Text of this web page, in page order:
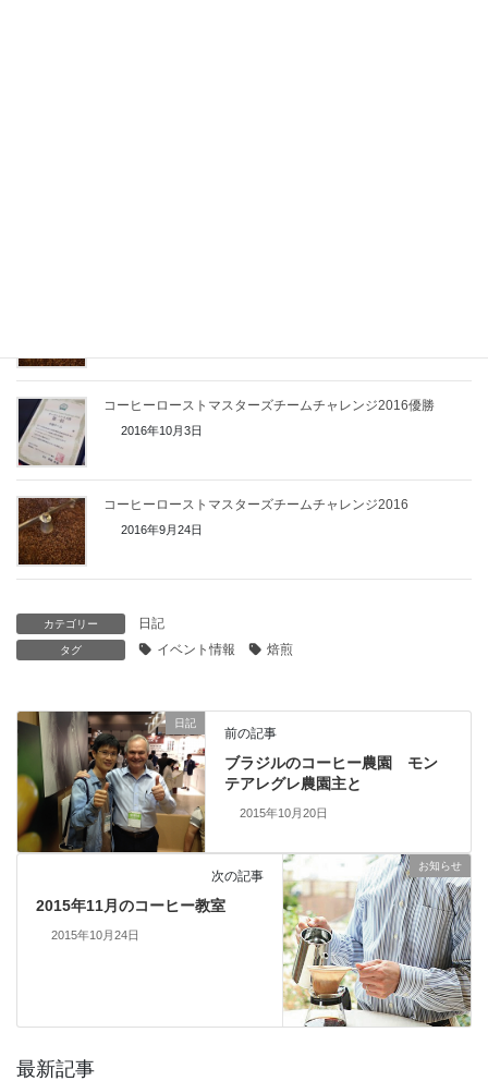
コーヒーローストマスターズチームチャレンジ2016優勝
2016年10月3日
コーヒーローストマスターズチームチャレンジ2016
2016年9月24日
カテゴリー 日記
タグ イベント情報 焙煎
日記
前の記事
ブラジルのコーヒー農園 モン
テアレグレ農園主と
2015年10月20日
お知らせ
次の記事
2015年11月のコーヒー教室
2015年10月24日
最新記事